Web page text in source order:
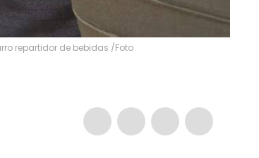
repartidor de bebidas /Foto